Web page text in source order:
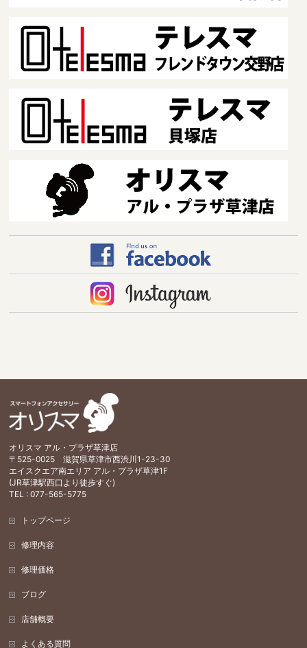
オリスマ アル・プラザ草津店
〒525-0025 滋賀県草津市西渋川1-23-30
エイスクエア南エリア アル・プラザ草津1F
(JR草津駅西口より徒歩すぐ)
TEL : 077-565-5775
トップページ
修理内容
修理価格
ブログ
店舗概要
よくある質問